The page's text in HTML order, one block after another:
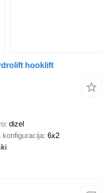
hooklift
dizel
6x2